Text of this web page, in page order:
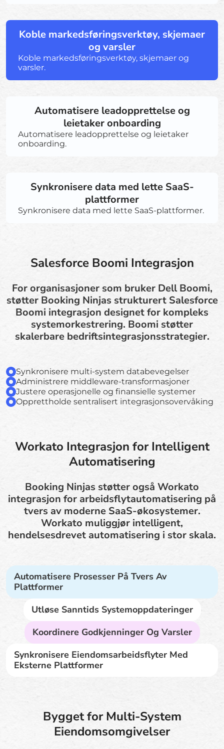
Koble markedsføringsverktøy, skjemaer
og varsler
Koble markedsføringsverktøy, skjemaer og
varsler.
Automatisere leadopprettelse og
leietaker onboarding
Automatisere leadopprettelse og leietaker
onboarding.
Synkronisere data med lette SaaS-
plattformer
Synkronisere data med lette SaaS-plattformer.
Salesforce Boomi Integrasjon
For organisasjoner som bruker Dell Boomi,
støtter Booking Ninjas strukturert Salesforce
Boomi integrasjon designet for kompleks
systemorkestrering. Boomi støtter
skalerbare bedriftsintegrasjonsstrategier.
Synkronisere multi-system databevegelser
Administrere middleware-transformasjoner
Justere operasjonelle og finansielle systemer
Opprettholde sentralisert integrasjonsovervåking
Workato Integrasjon for Intelligent
Automatisering
Booking Ninjas støtter også Workato
integrasjon for arbeidsflytautomatisering på
tvers av moderne SaaS-økosystemer.
Workato muliggjør intelligent,
hendelsesdrevet automatisering i stor skala.
Automatisere Prosesser På Tvers Av
Plattformer
Utløse Sanntids Systemoppdateringer
Koordinere Godkjenninger Og Varsler
Synkronisere Eiendomsarbeidsflyter Med
Eksterne Plattformer
Bygget for Multi-System
Eiendomsomgivelser